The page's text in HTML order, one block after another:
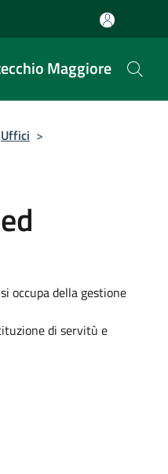
Maggiore
Uffici >
occupa della gestione
di servitù e